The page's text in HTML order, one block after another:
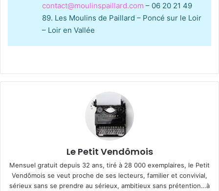
contact@moulinspaillard.com – 06 20 21 49
89. Les Moulins de Paillard – Poncé sur le Loir
– Loir en Vallée
Le Petit Vendômois
Mensuel gratuit depuis 32 ans, tiré à 28 000 exemplaires, le Petit
Vendômois se veut proche de ses lecteurs, familier et convivial,
sérieux sans se prendre au sérieux, ambitieux sans prétention…à